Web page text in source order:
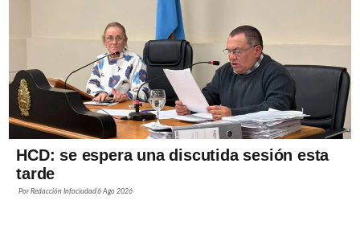
HCD: se espera una discutida sesión esta
tarde
PorRedacción Infociudad6 Ago 2026